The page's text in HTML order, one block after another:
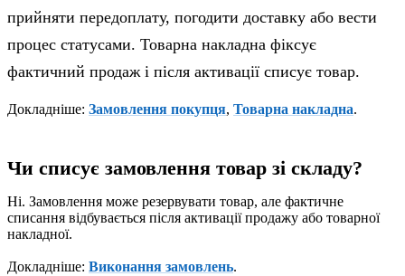
прийняти передоплату, погодити доставку або вести
процес статусами. Товарна накладна фіксує
фактичний продаж і після активації списує товар.
Докладніше: Замовлення покупця, Товарна накладна.
Чи списує замовлення товар зі складу?
Ні. Замовлення може резервувати товар, але фактичне
списання відбувається після активації продажу або товарної
накладної.
Докладніше: Виконання замовлень.